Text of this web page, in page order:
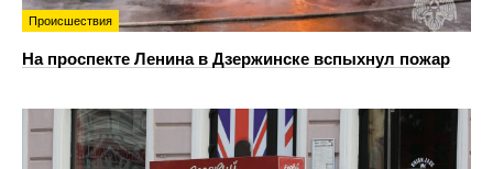
Происшествия
На проспекте Ленина в Дзержинске вспыхнул пожар